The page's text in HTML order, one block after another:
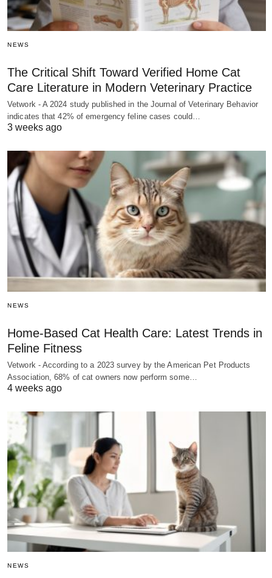
NEWS
The Critical Shift Toward Verified Home Cat
Care Literature in Modern Veterinary Practice
Vetwork - A 2024 study published in the Journal of Veterinary Behavior
indicates that 42% of emergency feline cases could…
3 weeks ago
NEWS
Home-Based Cat Health Care: Latest Trends in
Feline Fitness
Vetwork - According to a 2023 survey by the American Pet Products
Association, 68% of cat owners now perform some…
4 weeks ago
NEWS